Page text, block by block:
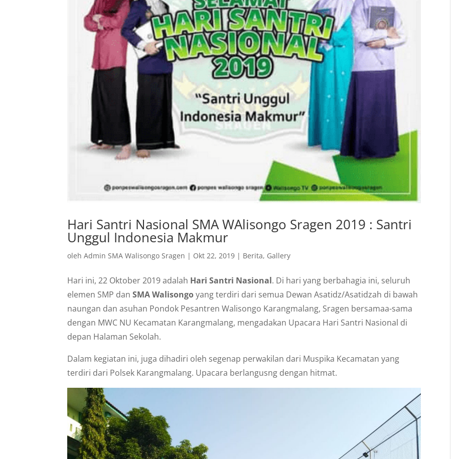
Hari Santri Nasional SMA WAlisongo Sragen 2019 : Santri
Unggul Indonesia Makmur
olehAdmin SMA Walisongo Sragen | Okt 22, 2019 | Berita, Gallery
Hari ini, 22 Oktober 2019 adalah Hari Santri Nasional. Di hari yang berbahagia ini, seluruh
elemen SMP danSMA Walisongoyang terdiri dari semua Dewan Asatidz/Asatidzah di bawah
naungan dan asuhan Pondok Pesantren Walisongo Karangmalang, Sragen bersamaa-sama
dengan MWC NU Kecamatan Karangmalang, mengadakan Upacara Hari Santri Nasional di
depan Halaman Sekolah.
Dalam kegiatan ini, juga dihadiri oleh segenap perwakilan dari Muspika Kecamatan yang
terdiri dari Polsek Karangmalang. Upacara berlangusng dengan hitmat.